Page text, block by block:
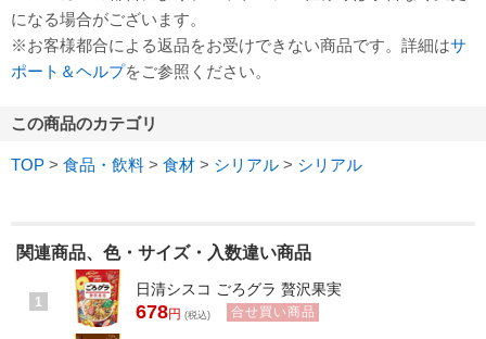
になる場合がございます。
※お客様都合による返品をお受けできない商品です。詳細はサ
ポート＆ヘルプをご参照ください。
この商品のカテゴリ
TOP > 食品・飲料 > 食材 > シリアル > シリアル
関連商品、色・サイズ・入数違い商品
1
日清シスコ ごろグラ 贅沢果実
678円 (税込) 合せ買い商品